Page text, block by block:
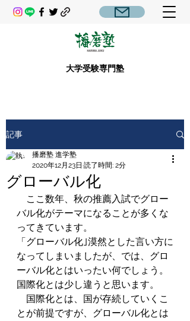
大学受験専門塾
記事
グローバル化
播磨塾 進学塾
2020年12月23日 読了時間: 2分
ここ数年、秋の推薦入試でグロー
バル化がテーマになることが多くな
ってきています。
「グローバル化｣漠然とした言い方に
なってしまいましたが、では、グロ
ーバル化とはいったい何でしょう。
国際化とは少し違うと思います。
国際化とは、国が存続していくこ
とが前提ですが、グローバル化とは